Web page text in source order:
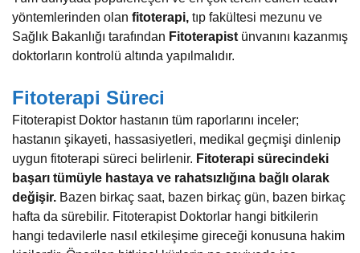
yöntemlerinden olan fitoterapi, tıp fakültesi mezunu ve
Sağlık Bakanlığı tarafından Fitoterapist ünvanını kazanmış
doktorların kontrolü altında yapılmalıdır.
Fitoterapi Süreci
Fitoterapist Doktor hastanın tüm raporlarını inceler;
hastanın şikayeti, hassasiyetleri, medikal geçmişi dinlenip
uygun fitoterapi süreci belirlenir. Fitoterapi sürecindeki
başarı tümüyle hastaya ve rahatsızlığına bağlı olarak
değişir. Bazen birkaç saat, bazen birkaç gün, bazen birkaç
hafta da sürebilir. Fitoterapist Doktorlar hangi bitkilerin
hangi tedavilerle nasıl etkileşime gireceği konusuna hakim